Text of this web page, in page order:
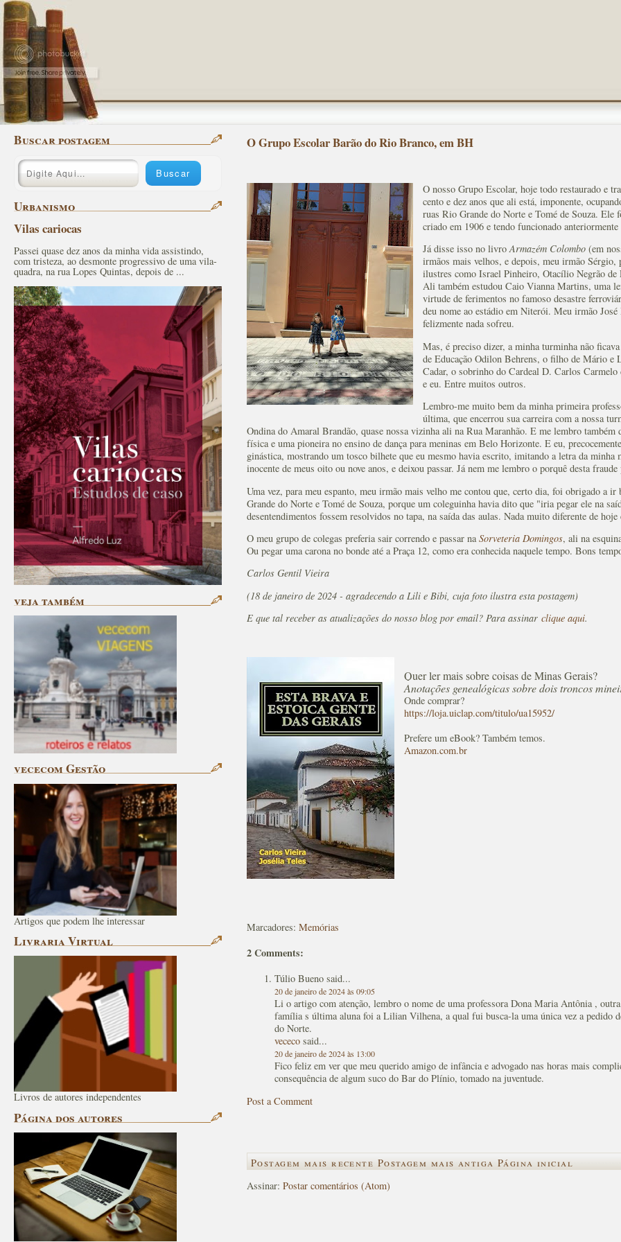
Buscar postagem
Urbanismo
Vilas cariocas
Passei quase dez anos da minha vida assistindo,
com tristeza, ao desmonte progressivo de uma vila-
quadra, na rua Lopes Quintas, depois de ...
veja também
vececom Gestão
Artigos que podem lhe interessar
Livraria Virtual
Livros de autores independentes
Página dos autores
O Grupo Escolar Barão do Rio Branco, em BH
O nosso Grupo Escolar, hoje todo restaurado e
cento e dez anos que ali está, imponente,
ruas Rio Grande do Norte e Tomé de Souza.
criado em 1906 e tendo funcionado
Já disse isso no livroArmazém Colombo(em
irmãos mais velhos, e depois, meu irmão
ilustres como Israel Pinheiro, Otacílio Negrão
Ali também estudou Caio Vianna Martins, uma
virtude de ferimentos no famoso desastre
deu nome ao estádio em Niterói. Meu irmão
felizmente nada sofreu.
Mas, é preciso dizer, a minha turminha não
de Educação Odilon Behrens, o filho de Mário
Cadar, o sobrinho do Cardeal D. Carlos
e eu. Entre muitos outros.
Lembro-me muito bem da minha primeira
última, que encerrou sua carreira com a nossa
Ondina do Amaral Brandão, quase nossa vizinha ali na Rua Maranhão. E me lembro também
física e uma pioneira no ensino de dança para meninas em Belo Horizonte. E eu,
ginástica, mostrando um tosco bilhete que eu mesmo havia escrito, imitando a letra da minha
inocente de meus oito ou nove anos, e deixou passar. Já nem me lembro o porquê desta fraude
Uma vez, para meu espanto, meu irmão mais velho me contou que, certo dia, foi obrigado a
Grande do Norte e Tomé de Souza, porque um coleguinha havia dito que "iria pegar ele na
desentendimentos fossem resolvidos no tapa, na saída das aulas. Nada muito diferente de hoje
O meu grupo de colegas preferia sair correndo e passar na Sorveteria Domingos, ali na
Ou pegar uma carona no bonde até a Praça 12, como era conhecida naquele tempo. Bons
Carlos Gentil Vieira
(18 de janeiro de 2024 - agradecendo a Lili e Bibi, cuja foto ilustra esta postagem)
E que tal receber as atualizações do nosso blog por email? Para assinar clique aqui.
Quer ler mais sobre coisas de Minas Gerais?
Anotações genealógicas sobre dois troncos
Onde comprar?
https://loja.uiclap.com/titulo/ua15952/
Prefere um eBook? Também temos.
Amazon.com.br
Marcadores: Memórias
2 Comments:
Túlio Bueno said...
20 de janeiro de 2024 às 09:05
Li o artigo com atenção, lembro o nome de uma professora Dona Maria Antônia ,
família s última aluna foi a Lilian Vilhena, a qual fui busca-la uma única vez a pedido
do Norte.
vececo said...
20 de janeiro de 2024 às 13:00
Fico feliz em ver que meu querido amigo de infância e advogado nas horas mais
consequência de algum suco do Bar do Plínio, tomado na juventude.
Post a Comment
Postagem mais recente Postagem mais antiga Página inicial
Assinar: Postar comentários (Atom)